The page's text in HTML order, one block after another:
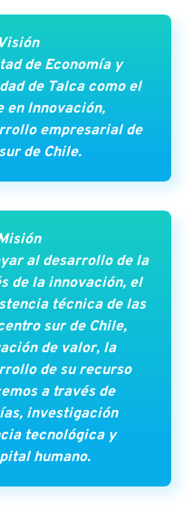
de Economía y
de Talca como el
Innovación,
empresarial de
de Chile.
al desarrollo de la
de la innovación, el
técnica de las
sur de Chile,
de valor, la
de su recurso
a través de
investigación
tecnológica y
humano.